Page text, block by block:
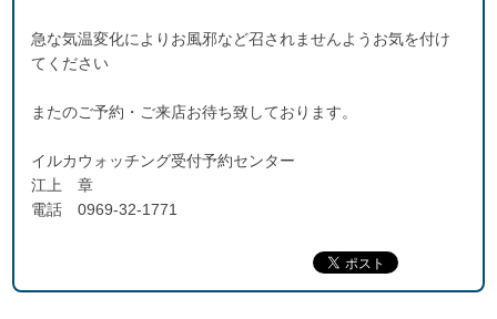
急な気温変化によりお風邪など召されませんようお気を付け
てください
またのご予約・ご来店お待ち致しております。
イルカウォッチング受付予約センター
江上 章
電話 0969-32-1771